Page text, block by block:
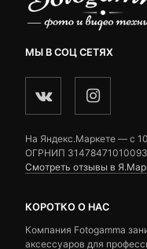
МЫ В СОЦ СЕТЯХ
На Яндекс.Маркете — c
ОГРНИП
Смотреть отзывы в
КОРОТКО О НАС
Компания Fotogamma
аксессуаров для